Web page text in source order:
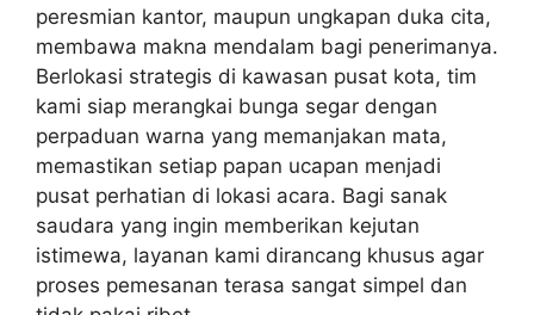
peresmian kantor, maupun ungkapan duka cita,
membawa makna mendalam bagi penerimanya.
Berlokasi strategis di kawasan pusat kota, tim
kami siap merangkai bunga segar dengan
perpaduan warna yang memanjakan mata,
memastikan setiap papan ucapan menjadi
pusat perhatian di lokasi acara. Bagi sanak
saudara yang ingin memberikan kejutan
istimewa, layanan kami dirancang khusus agar
proses pemesanan terasa sangat simpel dan